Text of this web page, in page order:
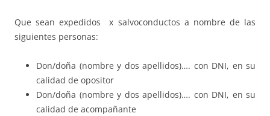
Que sean expedidos x salvoconductos a nombre de las
siguientes personas:
Don/doña (nombre y dos apellidos)…. con DNI, en su
calidad de opositor
Don/doña (nombre y dos apellidos)…. con DNI, en su
calidad de acompañante